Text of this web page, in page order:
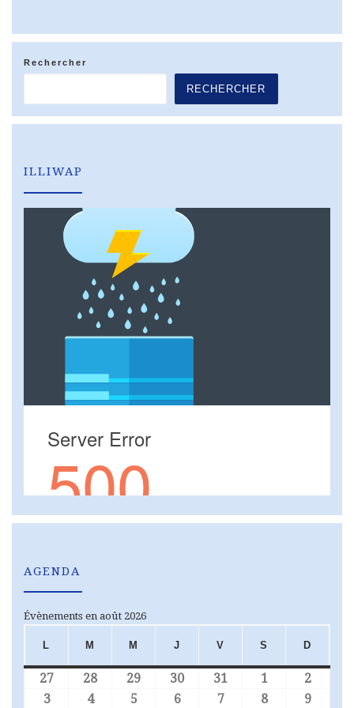
Rechercher
RECHERCHER
ILLIWAP
AGENDA
Évènements en août 2026
L LUNDIM MARDI
M MERCREDI
J JEUDIV VENDREDI
S SAMEDI
D
27 27 juillet 2026
28 28 juillet 2026
29 29 juillet 2026
30 30 juillet 2026
31 31 juillet 2026
1 1 août 2026
2
3 3 août 2026
44 août 2026
5 5 août 2026
6 6 août 2026
7 7 août 2026
8 8 août 2026
9